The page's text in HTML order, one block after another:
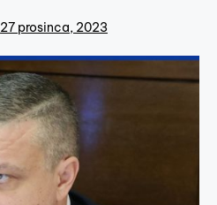
27 prosinca, 2023